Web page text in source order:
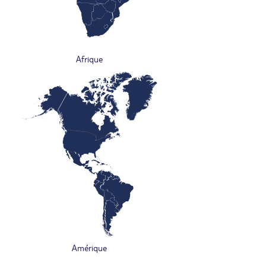
Afrique
Amérique